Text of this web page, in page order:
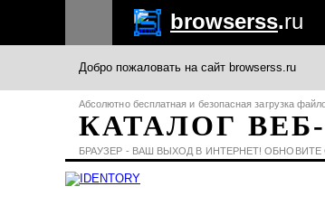
КАТАЛОГ
Абсолютно бесплатная и безопасная загрузка
БРАУЗЕР - ВАШ ВЫХОД В ИНТЕРНЕТ!
Добро пожаловать на сайт browserss.ru
browserss.ru